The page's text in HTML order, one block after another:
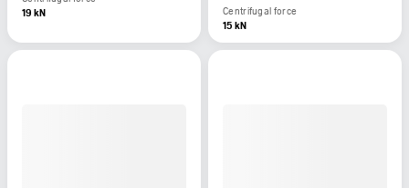
19 kN
Centrifugal force
15 kN